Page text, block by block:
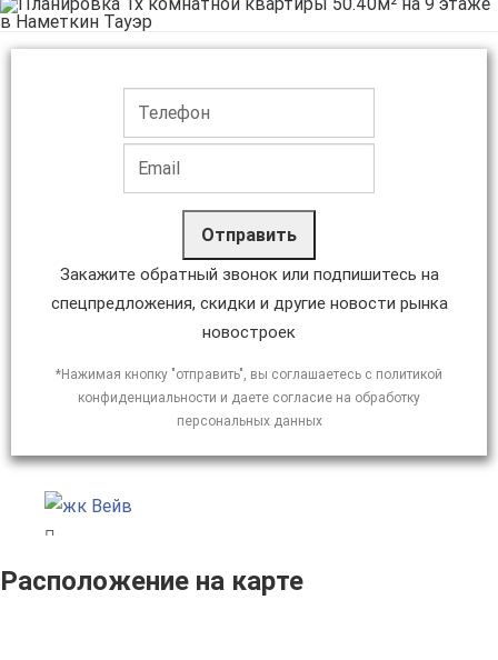
Отправить
Закажите обратный звонок или подпишитесь на
спецпредложения, скидки и другие новости рынка
новостроек
*Нажимая кнопку "отправить", вы соглашаетесь с политикой
конфиденциальности и даете согласие на обработку
персональных данных
Расположение на карте